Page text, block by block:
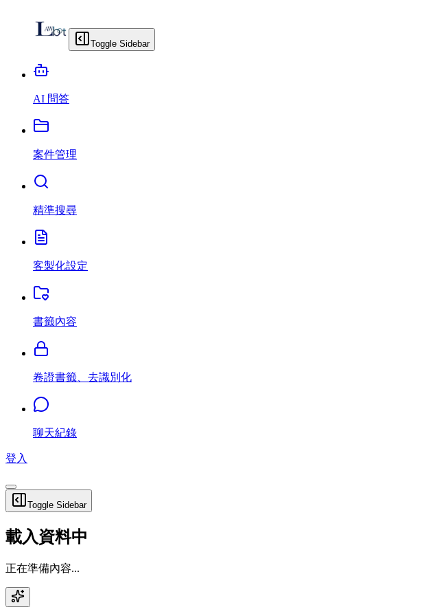
Toggle Sidebar
AI 問答
案件管理
精準搜尋
客製化設定
書籤內容
卷證書籤、去識別化
聊天紀錄
登入
Toggle Sidebar
載入資料中
正在準備內容...